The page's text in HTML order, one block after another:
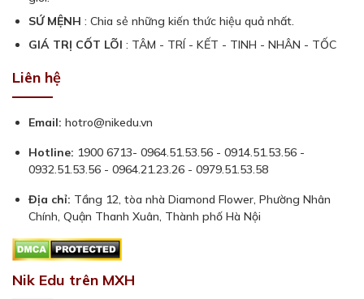
SỨ MỆNH : Chia sẻ những kiến thức hiệu quả nhất.
GIÁ TRỊ CỐT LÕI : TÂM - TRÍ - KẾT - TINH - NHÂN - TỐC
Liên hệ
Email: hotro@nikedu.vn
Hotline: 1900 6713- 0964.51.53.56 - 0914.51.53.56 -
0932.51.53.56 - 0964.21.23.26 - 0979.51.53.58
Địa chỉ: Tầng 12, tòa nhà Diamond Flower, Phường Nhân
Chính, Quận Thanh Xuân, Thành phố Hà Nội
Nik Edu trên MXH